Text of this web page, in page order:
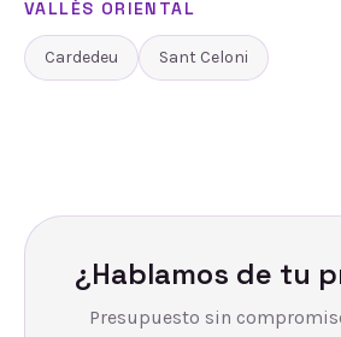
VALLÈS ORIENTAL
Cardedeu Sant Celoni
¿Hablamos de tu
Presupuesto sin